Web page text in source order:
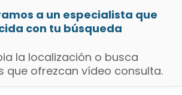
a un especialista que
con tu búsqueda
la localización o busca
que ofrezcan vídeo consulta.